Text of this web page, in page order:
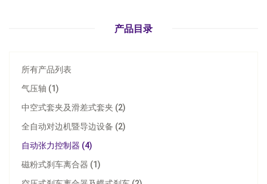
产品目录
所有产品列表
气压轴 (1)
中空式套夹及滑差式套夹 (2)
全自动对边机暨导边设备 (2)
自动张力控制器 (4)
磁粉式刹车离合器 (1)